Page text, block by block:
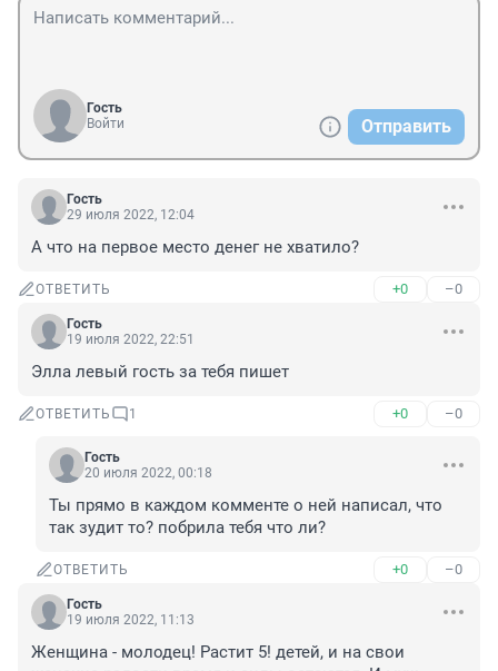
Гость
Войти
Отправить
Гость
29 июля 2022, 12:04
А что на первое место денег не хватило?
ОТВЕТИТЬ +0 –0
Гость
19 июля 2022, 22:51
Элла левый гость за тебя пишет
ОТВЕТИТЬ 1 +0 –0
Гость
20 июля 2022, 00:18
Ты прямо в каждом комменте о ней написал, что
так зудит то? побрила тебя что ли?
ОТВЕТИТЬ +0 –0
Гость
19 июля 2022, 11:13
Женщина - молодец! Растит 5! детей, и на свои